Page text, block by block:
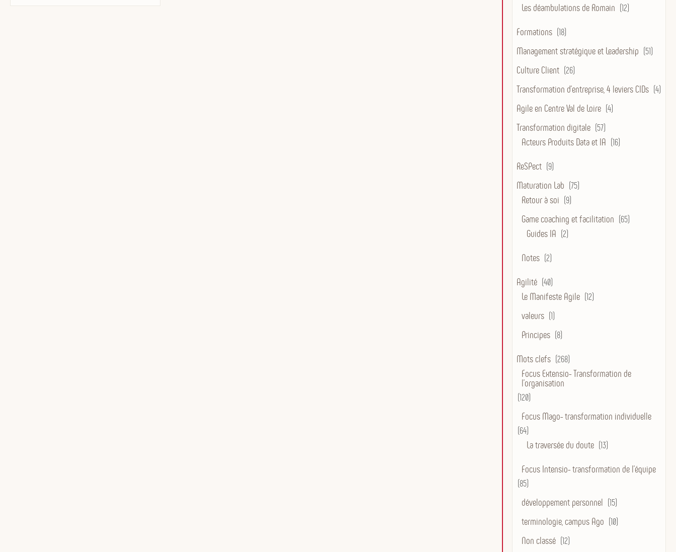
Les déambulations de Romain (12)
Formations (18)
Management stratégique et Leadership (51)
Culture Client (26)
Transformation d’entreprise, 4 leviers CIDs (4)
Agile en Centre Val de Loire (4)
Transformation digitale (57)
Acteurs Produits Data et IA (16)
ReSPect (9)
Maturation Lab (75)
Retour à soi (9)
Game coaching et facilitation (65)
Guides IA (2)
Notes (2)
Agilité (40)
Le Manifeste Agile (12)
valeurs (1)
Principes (8)
Mots clefs (268)
Focus Extensio- Transformation de
l'organisation
(120)
Focus Mago- transformation individuelle
(64)
La traversée du doute (13)
Focus Intensio- transformation de l'équipe
(85)
développement personnel (15)
terminologie, campus Ago (10)
Non classé (12)